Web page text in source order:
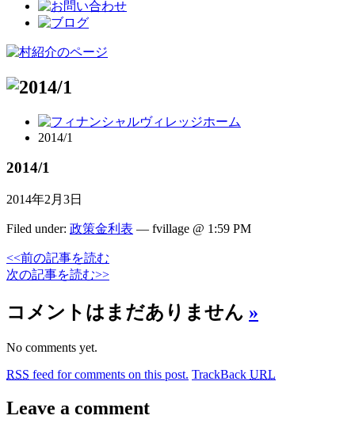
2014/1
2014/1
2014年2月3日
Filed under: 政策金利表 — fvillage @ 1:59 PM
<<前の記事を読む
次の記事を読む>>
コメントはまだありません »
No comments yet.
RSS feed for comments on this post. TrackBack URL
Leave a comment